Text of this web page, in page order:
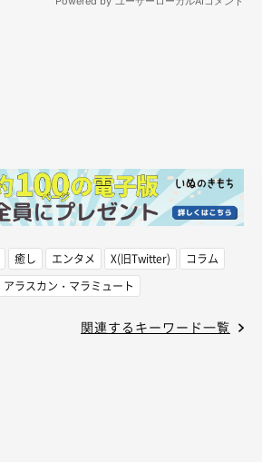
癒し エンタメ X(旧Twitter)
コラム
アラスカン・マラミュート
関連するキーワード一覧